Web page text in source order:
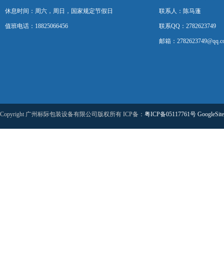
休息时间：周六，周日，国家规定节假日
值班电话：18825066456
联系人：陈马蓬
联系QQ：2782623749
邮箱：
Copyright 广州标际包装设备有限公司版权所有 ICP备： 粤ICP备05117761号